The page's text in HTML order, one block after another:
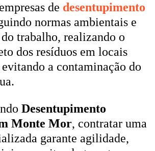
de desentupimento
normas ambientais e
trabalho, realizando o
dos resíduos em locais
a contaminação do
Desentupimento
Monte Mor, contratar uma
garante agilidade,